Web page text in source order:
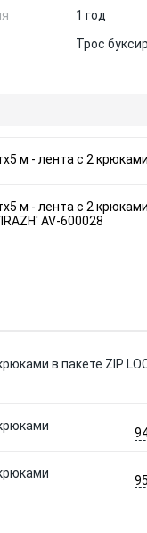
1 год
Трос
м - лента с 2
м - лента с 2
AV-600028
в пакете ZIP